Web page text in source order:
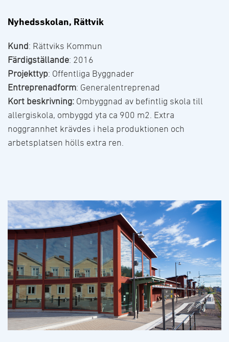
Nyhedsskolan, Rättvik
Kund: Rättviks Kommun
Färdigställande: 2016
Projekttyp: Offentliga Byggnader
Entreprenadform: Generalentreprenad
Kort beskrivning: Ombyggnad av befintlig skola till
allergiskola, ombyggd yta ca 900 m2. Extra
noggrannhet krävdes i hela produktionen och
arbetsplatsen hölls extra ren.